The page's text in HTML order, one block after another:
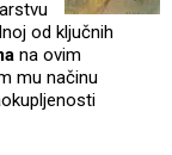
od ključnih
na ovim
mu načinu